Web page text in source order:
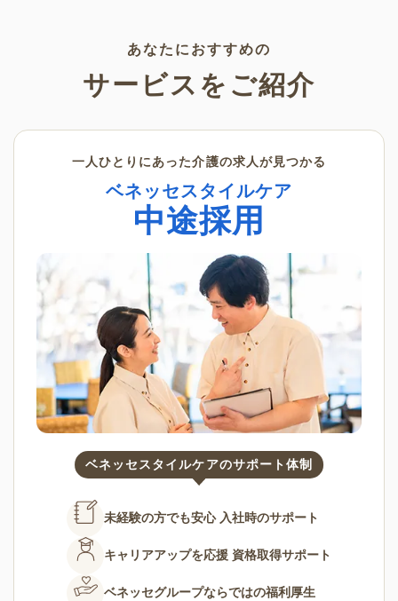
あなたにおすすめの
サービスをご紹介
一人ひとりにあった介護の求人が見つかる
ベネッセスタイルケア
中途採用
ベネッセスタイルケアのサポート体制
未経験の方でも安心 入社時のサポート
キャリアアップを応援 資格取得サポート
ベネッセグループならではの福利厚生